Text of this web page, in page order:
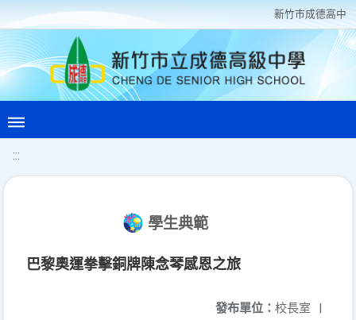
新竹巿成德高中
:::
學生典範
巴黎奧運拳擊銅牌陳念琴感恩之旅
發布單位： 校長室 |